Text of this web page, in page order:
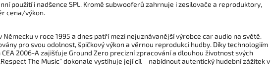
použití i nadšence SPL. Kromě subwooferů zahrnuje i zesilovače a reproduktory,
cena/výkon.
Německu v roce 1995 a dnes patří mezi nejuznávanější výrobce car audio na světě.
pro svou odolnost, špičkový výkon a věrnou reprodukci hudby. Díky technologiím
2006-A zajišťuje Ground Zero precizní zpracování a dlouhou životnost svých
The Music“ dokonale vystihuje její cíl – nabídnout autentický hudební zážitek v